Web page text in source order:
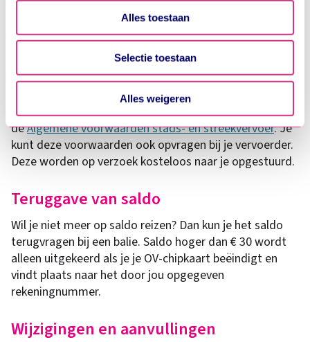
Alles toestaan
Selectie toestaan
Alles weigeren
vervoerder, zoals een abonnement? Dan gelden
daarvoor aparte productvoorwaarden van de
vervoerder en soms ook een apart privacybeleid. Ten
aanzien van het reizen zelf gelden de
vervoersvoorwaarden van de vervoerder. Reis je met
NS Reizigers B.V. (NS) dan gelden de
met één van de andere vervoerders dan gelden
deAlgemene voorwaarden stads- en streekvervoer. Je
kunt deze voorwaarden ook opvragen bij je vervoerder.
Deze worden op verzoek kosteloos naar je opgestuurd.
Teruggave van saldo
Wil je niet meer op saldo reizen? Dan kun je het saldo
terugvragen bij een balie. Saldo hoger dan € 30 wordt
alleen uitgekeerd als je je OV-chipkaart beëindigt en
vindt plaats naar het door jou opgegeven
rekeningnummer.
Wijzigingen en aanvullingen